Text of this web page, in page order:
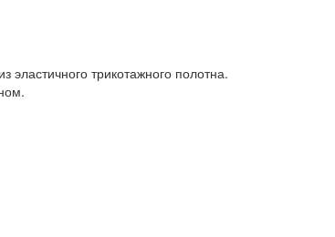
трикотажного полотна.